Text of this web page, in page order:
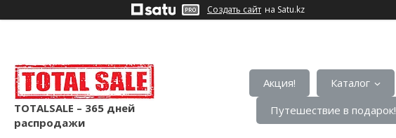
Создать сайт на Satu.kz
TOTALSALE – 365 дней
распродажи
Акция! Каталог
Путешествие в подарок!